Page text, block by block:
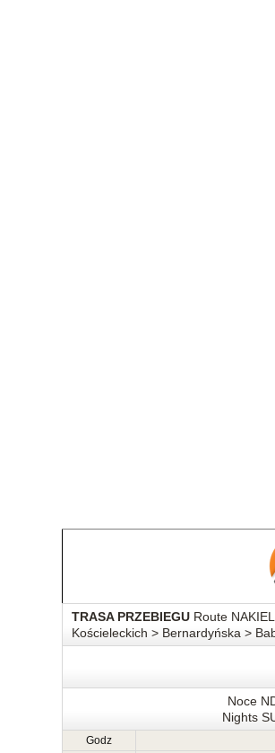
TRASA PRZEBIEGURoute
Kościeleckich > Bernardyńska >
Noce
Nights
Godz